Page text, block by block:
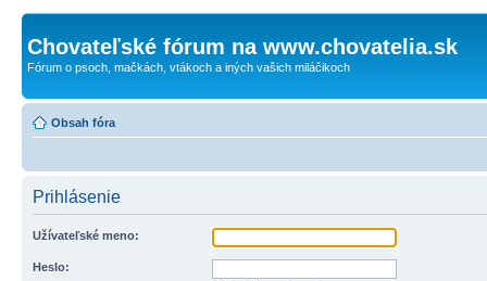
Chovateľské fórum na www.chovatelia.sk
Fórum o psoch, mačkách, vtákoch a iných vašich miláčikoch
Obsah fóra
Prihlásenie
Užívateľské meno:
Heslo: